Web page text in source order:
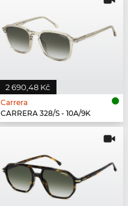
2 690,48 Kč
Carrera
CARRERA 328/S - 10A/9K